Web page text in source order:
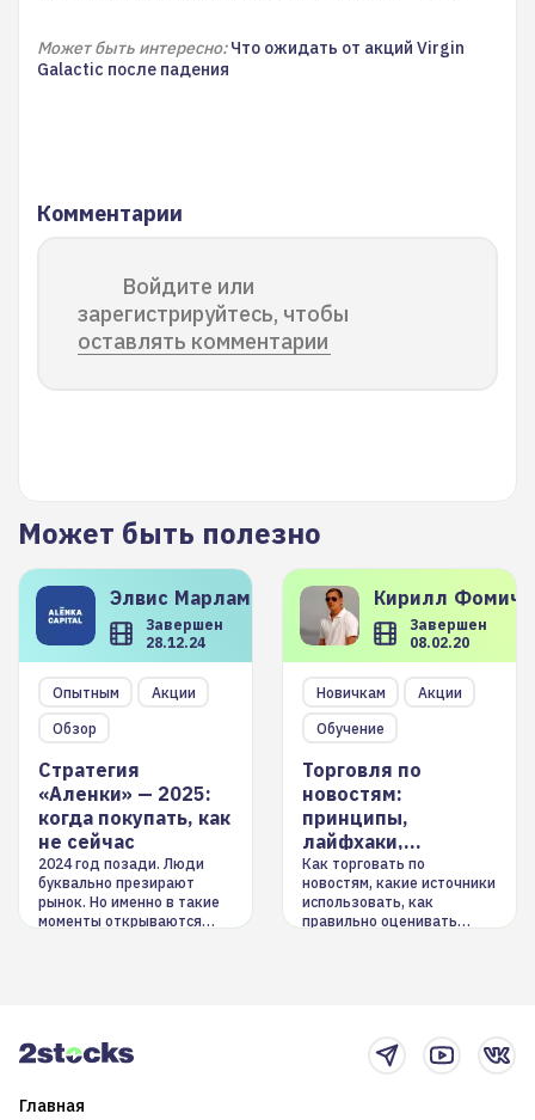
Может быть интересно: Что ожидать от акций Virgin
Galactic после падения
Комментарии
Войдите или
зарегистрируйтесь, чтобы
оставлять комментарии
Может быть полезно
Элвис Марламов
Завершен
28.12.24
Опытным
Акции
Обзор
Стратегия
«Аленки» — 2025:
когда покупать, как
не сейчас
2024 год позади. Люди
буквально презирают
рынок. Но именно в такие
моменты открываются
Кирилл
Завершен
08.02.20
Новичкам
Акции
Обучение
Торговля по
новостям:
принципы,
лайфхаки,
инструменты
Как торговать по
новостям, какие источники
использовать, как
правильно оценивать
Главная